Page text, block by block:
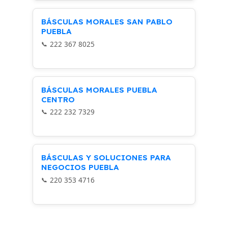
BÁSCULAS MORALES SAN PABLO
PUEBLA
222 367 8025
BÁSCULAS MORALES PUEBLA
CENTRO
222 232 7329
BÁSCULAS Y SOLUCIONES PARA
NEGOCIOS PUEBLA
220 353 4716